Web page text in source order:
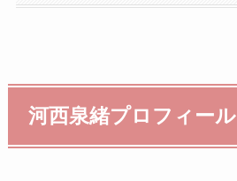
河西泉緒プロフィール